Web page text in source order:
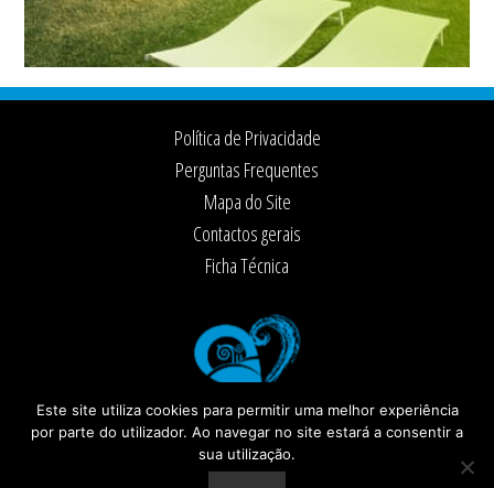
Footer
Política de Privacidade
Perguntas Frequentes
Mapa do Site
Contactos gerais
Ficha Técnica
Câmara Municipal de Santiago do Cacém
Este site utiliza cookies para permitir uma melhor experiência
por parte do utilizador. Ao navegar no site estará a consentir a
sua utilização.